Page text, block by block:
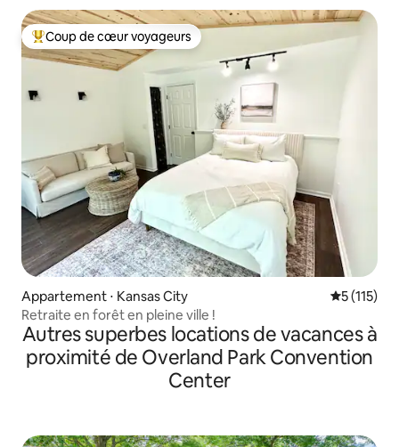
Coups de cœur voyageurs les plus appréciés
Coup de cœur voyageurs
Appartement ⋅ Kansas City Évaluation
5 (115)
Retraite en forêt en pleine ville !
Autres superbes locations de vacances à
proximité de Overland Park Convention
Center